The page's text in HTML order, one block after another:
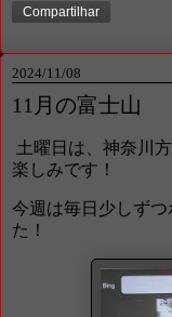
Compartilhar
2024/11/08
11月の富士山
土曜日は、神奈川
楽しみです！
今週は毎日少しず
た！